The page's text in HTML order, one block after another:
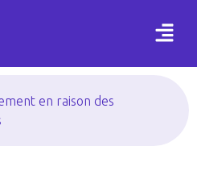
en raison des